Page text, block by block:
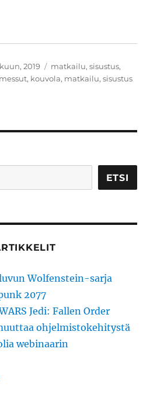
2019 Kategoriat
matkailu,sisustus,
, kouvola, matkailu,sisustus
ETSI
Wolfenstein-sarja
2077
Jedi: Fallen Order
ohjelmistokehitystä
webinaarin